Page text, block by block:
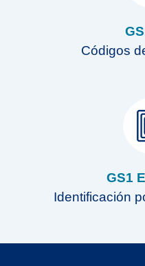
Códigos
GS1
Identificación